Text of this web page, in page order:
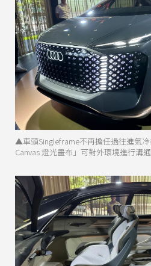
▲車頭Singleframe不再擔任過往進氣
Canvas 燈光畫布」可對外環境進行溝通